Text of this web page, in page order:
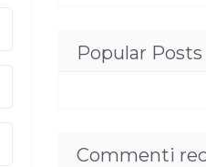
Popular Posts
Commenti